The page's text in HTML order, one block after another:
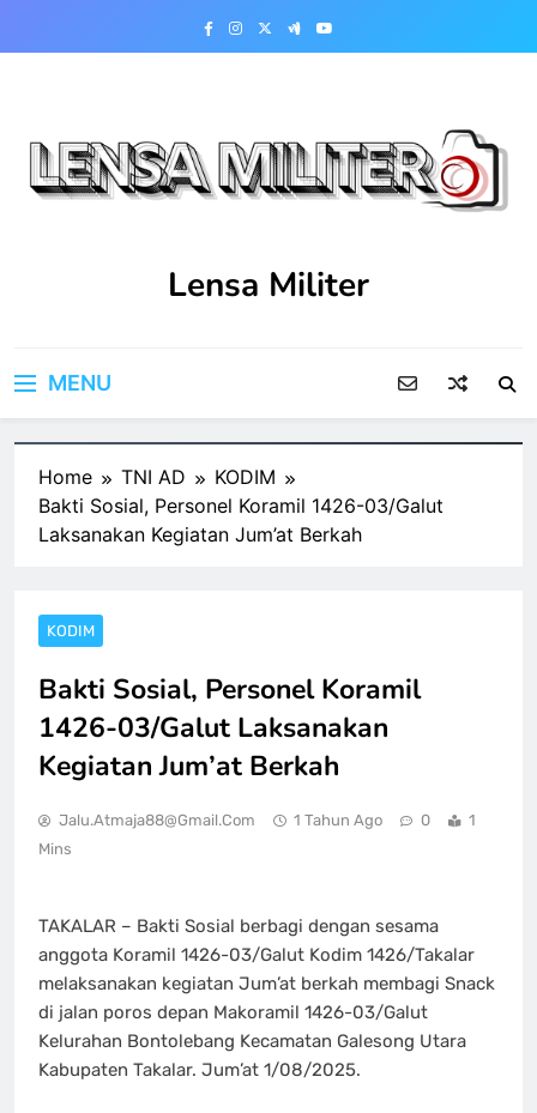
Lensa Militer
MENU
Home TNI AD
KODIM
Bakti Sosial, Personel Koramil 1426-03/Galut
Laksanakan Kegiatan Jum’at Berkah
KODIM
Bakti Sosial, Personel Koramil
1426-03/Galut Laksanakan
Kegiatan Jum’at Berkah
Jalu.atmaja88@gmail.com 1 Tahun Ago 0
1
Mins
TAKALAR – Bakti Sosial berbagi dengan sesama
anggota Koramil 1426-03/Galut Kodim 1426/Takalar
melaksanakan kegiatan Jum’at berkah membagi Snack
di jalan poros depan Makoramil 1426-03/Galut
Kelurahan Bontolebang Kecamatan Galesong Utara
Kabupaten Takalar. Jum’at 1/08/2025.